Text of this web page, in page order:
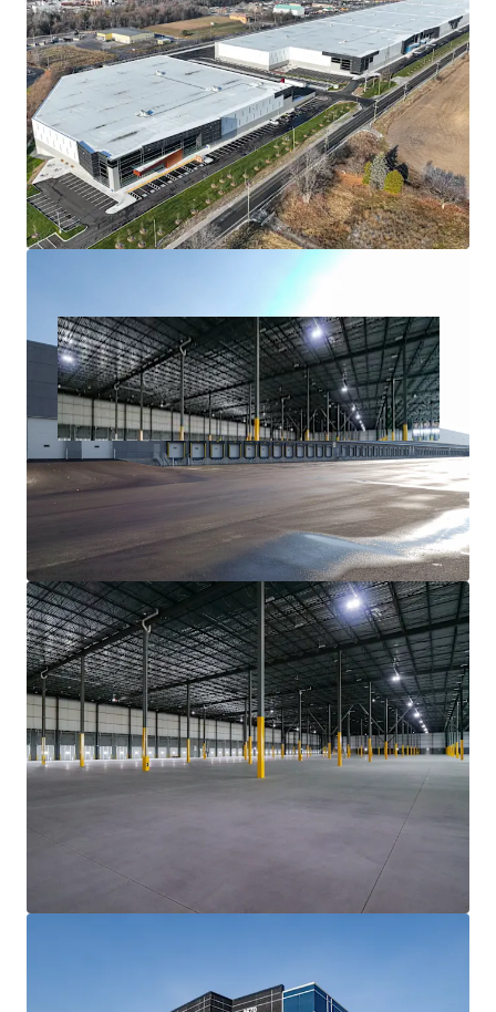
Brand New, Highly Functional Trophy Industrial
Complex
Mission Critical GTA East Location
Exceptional Tenant Profile
Strong Market Fundamentals